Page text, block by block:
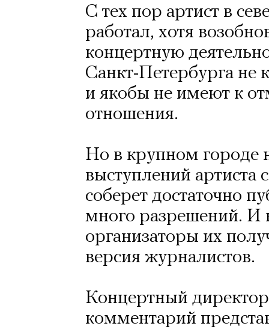
С тех пор артист в
работал, хотя
концертную
Санкт-Петербурга не
и якобы не имеют к
отношения.
Но в крупном городе
выступлений артиста
соберет достаточно
много разрешений. И
организаторы их
версия журналистов.
Концертный
комментарий